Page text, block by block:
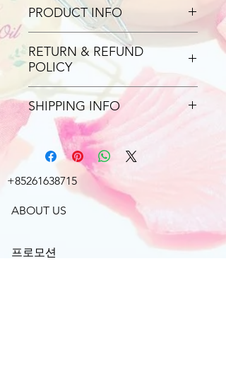
PRODUCT INFO
NingXia가 포함 된 프리미엄
스타터 키트에는 다음이 포함
1 스트레스 어웨이 ™ ️ 5ml
1 AromaGlide ™ ️ 롤러 부속품
1 Thieves 손 청정기 29-ml
5 그것을 좋아합니까? 공유하
세요! 명함 (영어)
5 그것을 좋아합니까? 공유하
세요! 명함 (중국어)
10 좋아요? 공유하세요! 기름
병
RETURN & REFUND
POLICY
I’m a Return and Refund
policy. I’m a great place to let
your customers know what to
do in case they are
dissatisfied with their
purchase. Having a
straightforward refund or
exchange policy is a great
way to build trust and
SHIPPING INFO
I'm a shipping policy. I'm a
great place to add more
information about your
shipping methods, packaging
and cost. Providing
straightforward information
about your shipping policy is
+85261638715
ABOUT US
프로모션